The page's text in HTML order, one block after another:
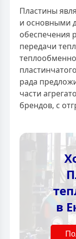
Пластины
и основными
обеспечения
передачи
рада
части
брендов, с
в